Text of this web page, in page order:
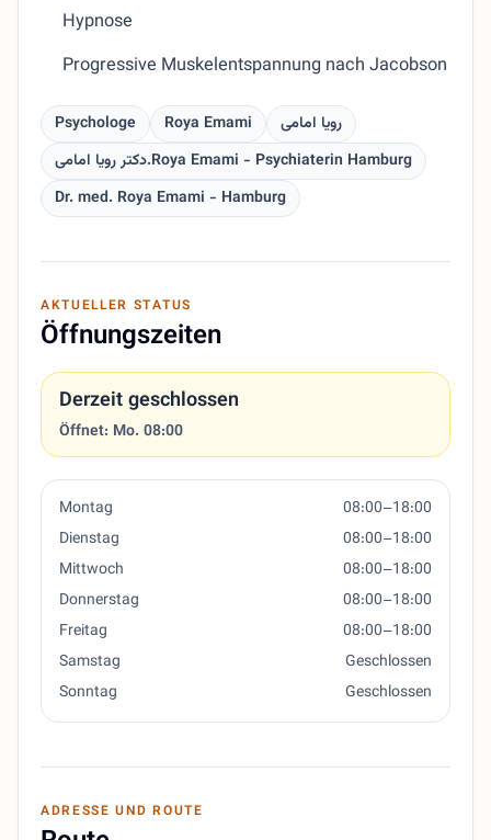
Hypnose
Progressive Muskelentspannung nach Jacobson
Psychologe Roya Emami
رویا امامی
دکتر رویا امامی.Roya Emami - Psychiaterin Hamburg
Dr. med. Roya Emami - Hamburg
AKTUELLER STATUS
Öffnungszeiten
Derzeit geschlossen
Öffnet: Mo. 08:00
Montag
08:00–18:00
Dienstag
08:00–18:00
Mittwoch
08:00–18:00
Donnerstag
08:00–18:00
Freitag
08:00–18:00
Samstag
Geschlossen
Sonntag
Geschlossen
ADRESSE UND ROUTE